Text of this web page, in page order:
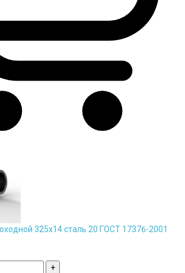
325х14 сталь 20 ГОСТ 17376-2001
+